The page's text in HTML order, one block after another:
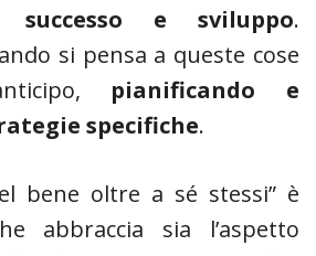
e sviluppo.
si pensa a queste cose
pianificando e
specifiche.
bene oltre a sé stessi” è
abbraccia sia l’aspetto